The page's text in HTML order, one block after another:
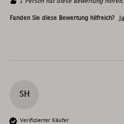
1 Person hat diese Bewertung
Fanden Sie diese Bewertung hilfreich? Ja
SH
Verifizierter Käufer